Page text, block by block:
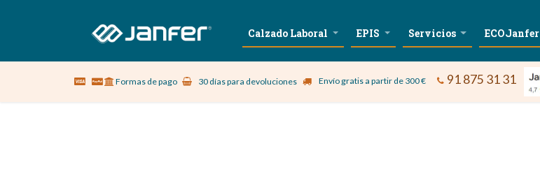
Sobre nosotros Vestuario Laboral Calzado Laboral EPIS Servicios ECOJanfer
Formas de pago 30 días para devoluciones Envío gratis a partir de 300 € 91 875 31 31